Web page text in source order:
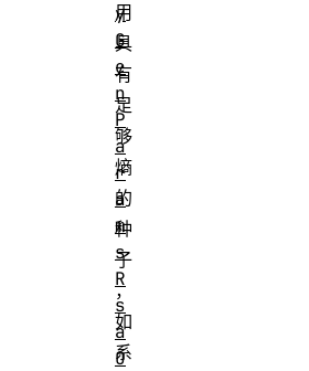
用
具
有
足
够
熵
的
种
子
，
如
系
y
G
e
n
P
a
r
a
m
s
R
s
a
O